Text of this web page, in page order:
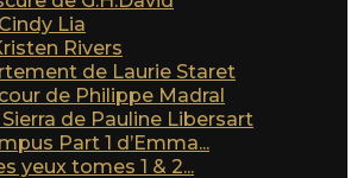
Lia
Rivers
de Laurie Staret
de Philippe Madral
de Pauline Libersart
Part 1 d’Emma...
yeux tomes 1 & 2...